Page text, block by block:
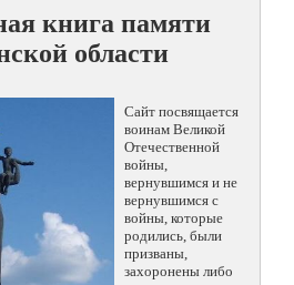
книга памяти
области
Сайт посвящается
воинам Великой
Отечественной
войны,
вернувшимся и не
вернувшимся с
войны, которые
родились, были
призваны,
захоронены либо